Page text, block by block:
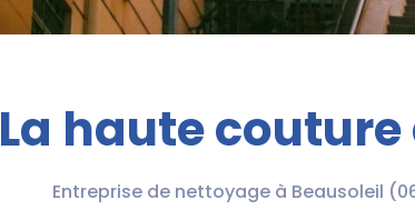
La haute
Entreprise de nettoyage à Beausoleil